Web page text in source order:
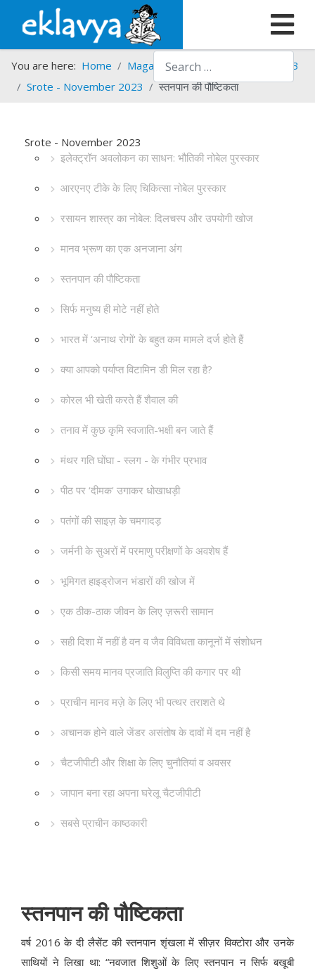
Search
You are here: Home Magazines Srote
Srote - 2023
Srote - November 2023
स्तनपान की पौष्टिकता
Srote - November 2023
इलेक्ट्रॉन अवलोकन का साधन: भौतिकी नोबेल पुरस्कार
आरएनए टीके के लिए चिकित्सा नोबेल पुरस्कार
रसायन शास्त्र का नोबेल: दिलचस्प और उपयोगी खोज
मानव भ्रूण का एक अनजाना अंग
स्तनपान की पौष्टिकता
सिर्फ मनुष्य ही मोटे नहीं होते
भारत में ‘अनाथ रोगों' के बहुत कम मामले दर्ज होते हैं
क्या आपको पर्याप्त विटामिन डी मिल रहा है?
कोरल भी खेती करते हैं शैवाल की
तनाव में कुछ कृमि स्वजाति-भक्षी बन जाते हैं
मंथर गति घोंघा - स्लग - के गंभीर प्रभाव
पीठ पर ‘दीमक' उगाकर धोखाधड़ी
पतंगों की साइज़ के चमगादड़
जर्मनी के सुअरों में परमाणु परीक्षणों के अवशेष हैं
भूमिगत हाइड्रोजन भंडारों की खोज में
एक ठीक-ठाक जीवन के लिए ज़रूरी सामान
सही दिशा में नहीं है वन व जैव विविधता कानूनों में संशोधन
किसी समय मानव प्रजाति विलुप्ति की कगार पर थी
प्राचीन मानव मज़े के लिए भी पत्थर तराशते थे
अचानक होने वाले जेंडर असंतोष के दावों में दम नहीं है
चैटजीपीटी और शिक्षा के लिए चुनौतियां व अवसर
जापान बना रहा अपना घरेलू चैटजीपीटी
सबसे प्राचीन काष्ठकारी
स्तनपान की पौष्टिकता
वर्ष 2016 के दी लैसेंट की स्तनपान शृंखला में सीज़र विक्टोरा और उनके
साथियों ने लिखा था: “नवजात शिशुओं के लिए स्तनपान न सिर्फ बखूबी